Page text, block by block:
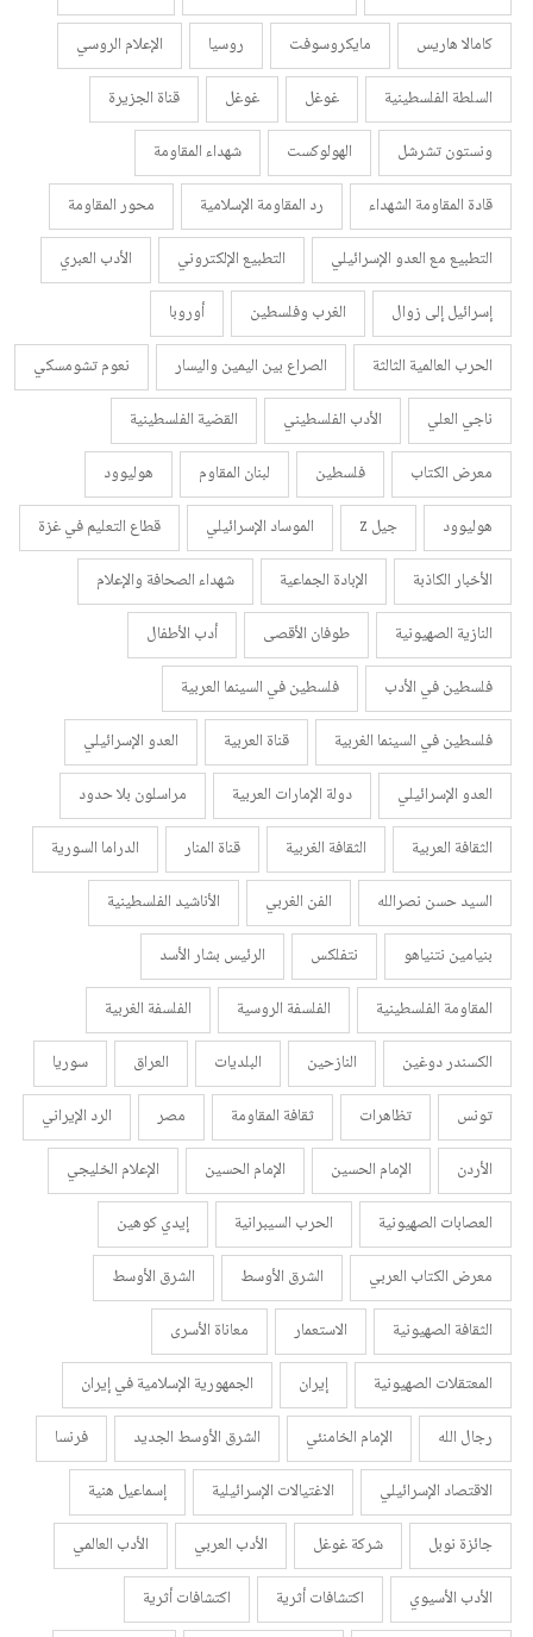
كامالا هاريس
مايكروسوفت روسيا
الإعلام الروسي
السلطة الفلسطينية
غوغل غوغل
قناة الجزيرة
ونستون تشرشل
الهولوكست
شهداء المقاومة
قادة المقاومة الشهداء
رد المقاومة الإسلامية
محور المقاومة
التطبيع مع العدو الإسرائيلي
التطبيع الإلكتروني
الأدب العبري
إسرائيل إلى زوال
الغرب وفلسطين
أوروبا
الحرب العالمية الثالثة
الصراع بين اليمين واليسار
نعوم تشومسكي
ناجي العلي
الأدب الفلسطيني
القضية الفلسطينية
معرض الكتاب
فلسطين لبنان المقاوم
هوليوود
هوليوود
جيل z الموساد الإسرائيلي
قطاع التعليم في غزة
الأخبار الكاذبة
الإبادة الجماعية
شهداء الصحافة والإعلام
النازية الصهيونية
طوفان الأقصى
أدب الأطفال
فلسطين في الأدب
فلسطين في السينما العربية
فلسطين في السينما الغربية
قناة العربية
العدو الإسرائيلي
العدو الإسرائيلي
دولة الإمارات العربية
مراسلون بلا حدود
الثقافة العربية
الثقافة الغربية قناة المنار
الدراما السورية
السيد حسن نصرالله
الفن الغربي
الأناشيد الفلسطينية
بنيامين نتنياهو
نتفلكس
الرئيس بشار الأسد
المقاومة الفلسطينية
الفلسفة الروسية
الفلسفة الغربية
الكسندر دوغين
النازحين البلديات العراق
سوريا
تونس
تظاهرات ثقافة المقاومة مصر
الرد الإيراني
الأردن
الإمام الحسين الإمام الحسين
الإعلام الخليجي
العصابات الصهيونية
الحرب السيبرانية
إيدي كوهين
معرض الكتاب العربي
الشرق الأوسط
الشرق الأوسط
الثقافة الصهيونية
الاستعمار
معاناة الأسرى
المعتقلات الصهيونية
إيران
الجمهورية الإسلامية في إيران
رجال الله
الإمام الخامنئي الشرق الأوسط الجديد
فرنسا
الاقتصاد الإسرائيلي
الاغتيالات الإسرائيلية
إسماعيل هنية
جائزة نوبل
شركة غوغل الأدب العربي
الأدب العالمي
الأدب الأسيوي
اكتشافات أثرية
اكتشافات أثرية